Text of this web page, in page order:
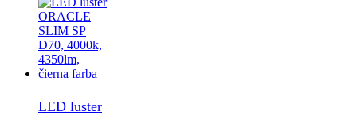
LED luster